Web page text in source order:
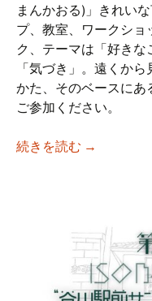
まんかおる)」きれい
プ、教室、ワークシ
ク、テーマは「好きな
「気づき」。遠くか
かた、そのベースにあ
ご参加ください。
続きを読む 【iso乃家
→